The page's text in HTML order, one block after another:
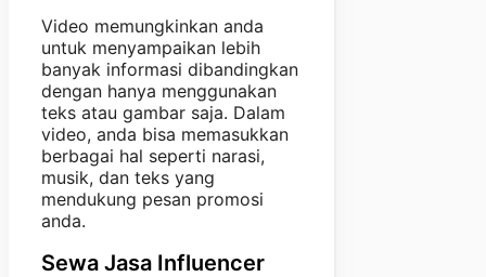
Video memungkinkan anda
untuk menyampaikan lebih
banyak informasi dibandingkan
dengan hanya menggunakan
teks atau gambar saja. Dalam
video, anda bisa memasukkan
berbagai hal seperti narasi,
musik, dan teks yang
mendukung pesan promosi
anda.
Sewa Jasa Influencer